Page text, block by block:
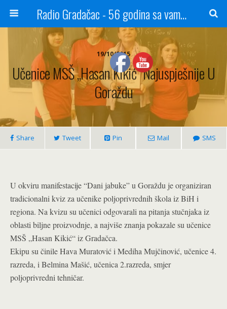
Radio Gradačac - 56 godina sa vama...
19/10/2015
Učenice MSŠ „Hasan Kikić“ Najuspješnije U
Goraždu
Share Tweet Pin Mail SMS
U okviru manifestacije “Dani jabuke” u Goraždu je organiziran
tradicionalni kviz za učenike poljoprivrednih škola iz BiH i
regiona. Na kvizu su učenici odgovarali na pitanja stučnjaka iz
oblasti biljne proizvodnje, a najviše znanja pokazale su učenice
MSŠ „Hasan Kikić“ iz Gradačca.
Ekipu su činile Hava Muratović i Mediha Mujčinović, učenice 4.
razreda, i Belmina Mašić, učenica 2.razreda, smjer
poljoprivredni tehničar.